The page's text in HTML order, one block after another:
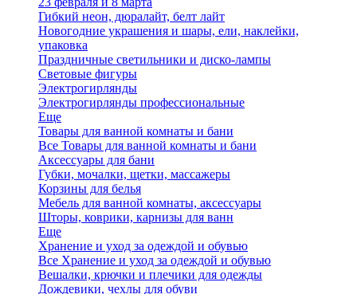
Гибкий неон, дюралайт, белт лайт
Новогодние украшения и шары, ели, наклейки,
упаковка
Праздничные светильники и диско-лампы
Световые фигуры
Электрогирлянды
Электрогирлянды профессиональные
Еще
Товары для ванной комнаты и бани
Все Товары для ванной комнаты и бани
Аксессуары для бани
Губки, мочалки, щетки, массажеры
Корзины для белья
Мебель для ванной комнаты, аксессуары
Шторы, коврики, карнизы для ванн
Еще
Хранение и уход за одеждой и обувью
Все Хранение и уход за одеждой и обувью
Вешалки, крючки и плечики для одежды
Дождевики, чехлы для обуви